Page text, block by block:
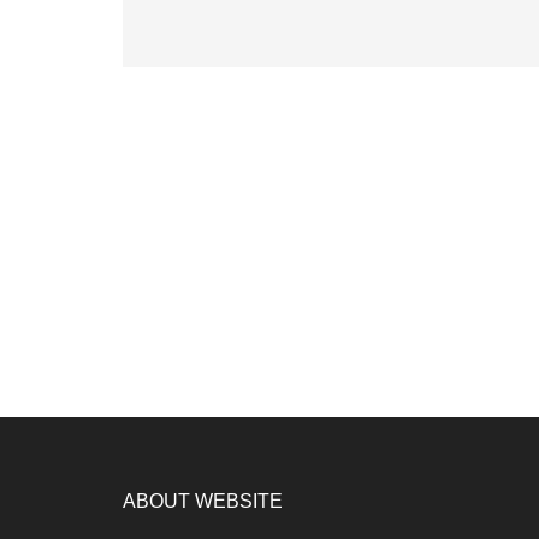
ABOUT WEBSITE